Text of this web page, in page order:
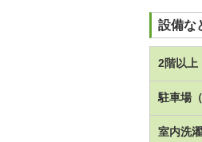
設備な
2階以上
駐車場
室内洗